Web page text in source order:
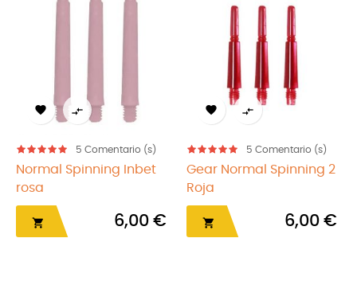
(s)
€
 
5Comentario (s)
Gear Normal Spinning 2
6,00 €

5
AK7 TERO Rosa